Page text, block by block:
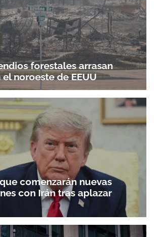
forestales arrasan
noroeste de EEUU
comenzarán nuevas
con Irán tras aplazar